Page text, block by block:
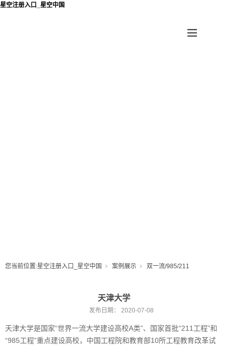
星空注册入口_星空中国
您当前位置:星空注册入口_星空中国 案例展示 双一流/985/211
天津大学
发布日期： 2020-07-08
天津大学是国家“世界一流大学建设高校A类”、国家首批“211工程”和
“985工程”重点建设高校，中国工程院和教育部10所工程教育改革试